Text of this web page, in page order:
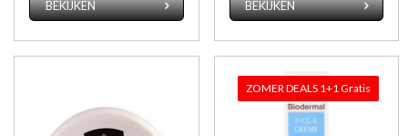
BEKIJKEN BEKIJKEN
ZOMER DEALS 1+1 Gratis